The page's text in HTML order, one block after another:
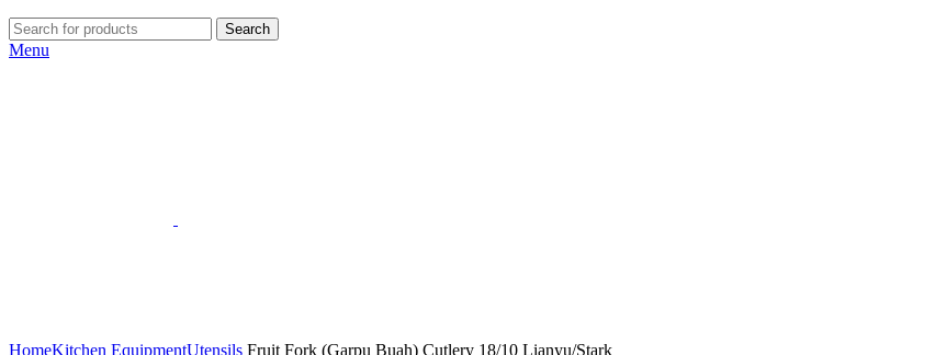
Search
Menu
HomeKitchen EquipmentUtensils Fruit Fork (Garpu Buah) Cutlery 18/10 Lianyu/Stark